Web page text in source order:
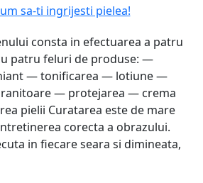
consta in efectuarea a patru
patru feluri de produse: —
— tonificarea — lotiune —
— protejarea — crema
pielii Curatarea este de mare
corecta a obrazului.
in fiecare seara si dimineata,